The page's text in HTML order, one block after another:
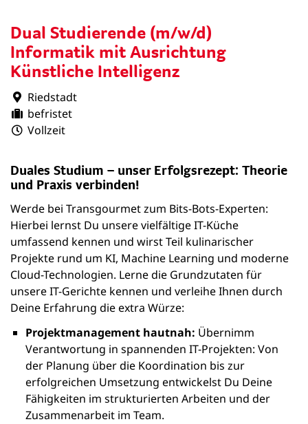
Dual Studierende (m/w/d)
Informatik mit Ausrichtung
Künstliche Intelligenz
Riedstadt
befristet
Vollzeit
Duales Studium – unser Erfolgsrezept: Theorie
und Praxis verbinden!
Werde bei Transgourmet zum Bits-Bots-Experten:
Hierbei lernst Du unsere vielfältige IT-Küche
umfassend kennen und wirst Teil kulinarischer
Projekte rund um KI, Machine Learning und moderne
Cloud-Technologien. Lerne die Grundzutaten für
unsere IT-Gerichte kennen und verleihe Ihnen durch
Deine Erfahrung die extra Würze:
Projektmanagement hautnah: Übernimm
Verantwortung in spannenden IT-Projekten: Von
der Planung über die Koordination bis zur
erfolgreichen Umsetzung entwickelst Du Deine
Fähigkeiten im strukturierten Arbeiten und der
Zusammenarbeit im Team.